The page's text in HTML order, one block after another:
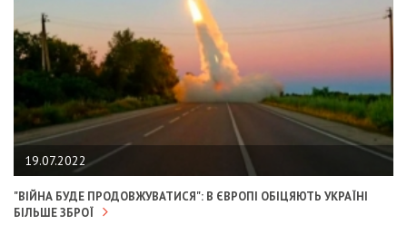
19.07.2022
"ВІЙНА БУДЕ ПРОДОВЖУВАТИСЯ": В ЄВРОПІ ОБІЦЯЮТЬ УКРАЇНІ
БІЛЬШЕ ЗБРОЇ